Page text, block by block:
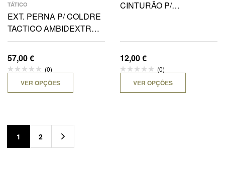
TÁTICO
EXT. PERNA P/ COLDRE
TACTICO AMBIDEXTRO 1
CINTA
57,00€
(0)
VER OPÇÕES
CINTURÃO P/
12,00€
(0)
VER OPÇÕES
1 2